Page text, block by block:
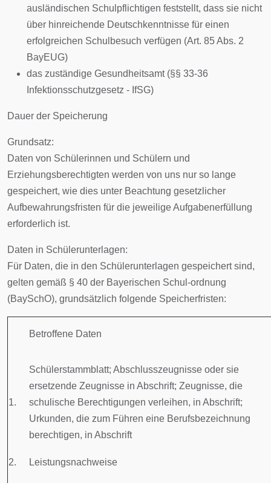
ausländischen Schulpflichtigen feststellt, dass sie nicht
über hinreichende Deutschkenntnisse für einen
erfolgreichen Schulbesuch verfügen (Art. 85 Abs. 2
BayEUG)
das zuständige Gesundheitsamt (§§ 33-36
Infektionsschutzgesetz - IfSG)
Dauer der Speicherung
Grundsatz:
Daten von Schülerinnen und Schülern und
Erziehungsberechtigten werden von uns nur so lange
gespeichert, wie dies unter Beachtung gesetzlicher
Aufbewahrungsfristen für die jeweilige Aufgabenerfüllung
erforderlich ist.
Daten in Schülerunterlagen:
Für Daten, die in den Schülerunterlagen gespeichert sind,
gelten gemäß § 40 der Bayerischen Schul-ordnung
(BaySchO), grundsätzlich folgende Speicherfristen:
Betroffene Daten
1.
Schülerstammblatt; Abschlusszeugnisse oder sie
ersetzende Zeugnisse in Abschrift; Zeugnisse, die
schulische Berechtigungen verleihen, in Abschrift;
Urkunden, die zum Führen eine Berufsbezeichnung
berechtigen, in Abschrift
2. Leistungsnachweise